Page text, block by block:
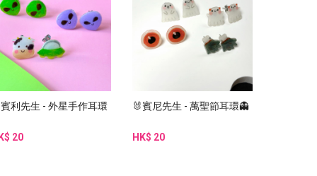
利先生 - 外星手作耳環
20
🐰賓尼先生 - 萬聖節耳環👻
HK$ 20